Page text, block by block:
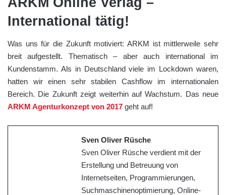
International tätig!
Was uns für die Zukunft motiviert: ARKM ist mittlerweile sehr
breit aufgestellt. Thematisch – aber auch international im
Kundenstamm. Als in Deutschland viele im Lockdown waren,
hatten wir einen sehr stabilen Cashflow im internationalen
Bereich. Die Zukunft zeigt weiterhin auf Wachstum. Das neue
ARKM Agenturkonzept von 2017 geht auf!
Sven Oliver Rüsche
Sven Oliver Rüsche verdient mit der
Erstellung und Betreuung von
Internetseiten, Programmierungen,
Suchmaschinenoptimierung, Online-